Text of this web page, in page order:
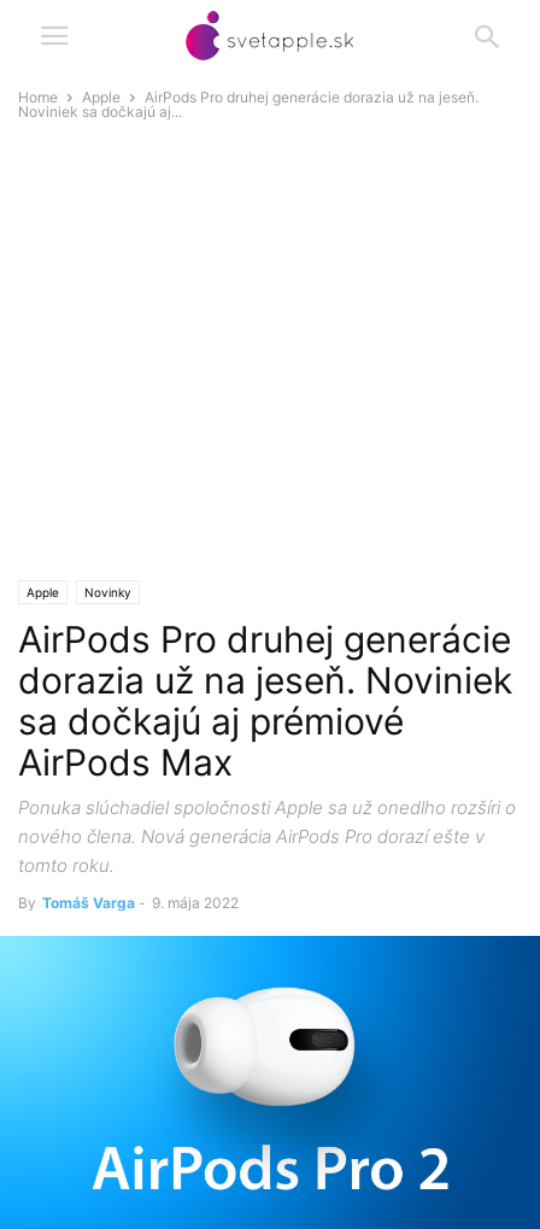
Home Apple
AirPods Pro druhej generácie dorazia už na jeseň.
Noviniek sa dočkajú aj...
Apple Novinky
AirPods Pro druhej generácie
dorazia už na jeseň. Noviniek
sa dočkajú aj prémiové
AirPods Max
Ponuka slúchadiel spoločnosti Apple sa už onedlho rozšíri o
nového člena. Nová generácia AirPods Pro dorazí ešte v
tomto roku.
By Tomáš Varga - 9. mája 2022